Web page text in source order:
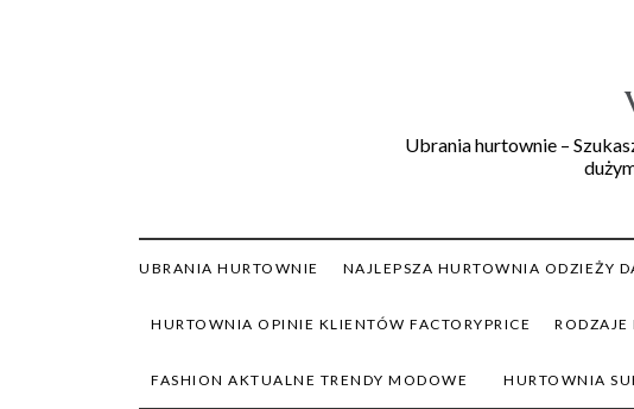
Ubrania hurtownie –
UBRANIA HURTOWNIE NAJLEPSZA HURTOWNIA ODZIEŻY
HURTOWNIA OPINIE KLIENTÓW FACTORYPRICE RODZAJE
FASHION AKTUALNE TRENDY MODOWE HURTOWNIA